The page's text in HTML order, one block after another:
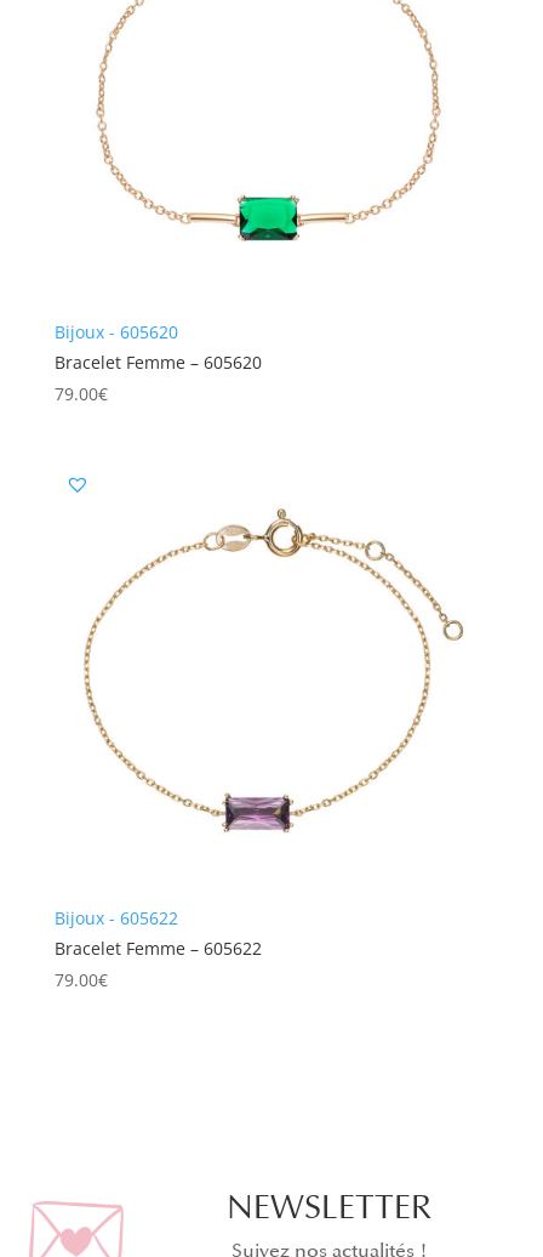
Bijoux - 605620
Bracelet Femme – 605620
79.00€
Bijoux - 605622
Bracelet Femme – 605622
79.00€
NEWSLETTER
Suivez nos actualités !